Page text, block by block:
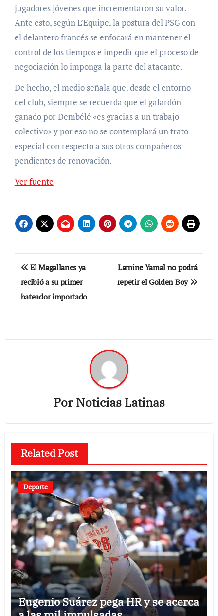
jugadores jóvenes que incrementaron su valor.
Ante esto, según L’Equipe, la postura del PSG con
el delantero francés se enfocará en mantener el
control de los tiempos e impedir que el proceso de
negociación lo imponga la parte del atacante.
De hecho, el medio señala que, desde el entorno
del club, siempre se recuerda que el galardón
ganado por Dembélé «es gracias a un trabajo
colectivo» y por eso no se contemplará un trato
especial con respecto a sus otros compañeros
pendientes de renovación.
Ver fuente
Navegación
de
entradas
El Magallanes ya
recibió a su primer
bateador importado
Lamine Yamal no podrá
repetir el Golden Boy
PorNoticias Latinas
Related Post
Deporte
Eugenio Suárez pega HR y se acerca